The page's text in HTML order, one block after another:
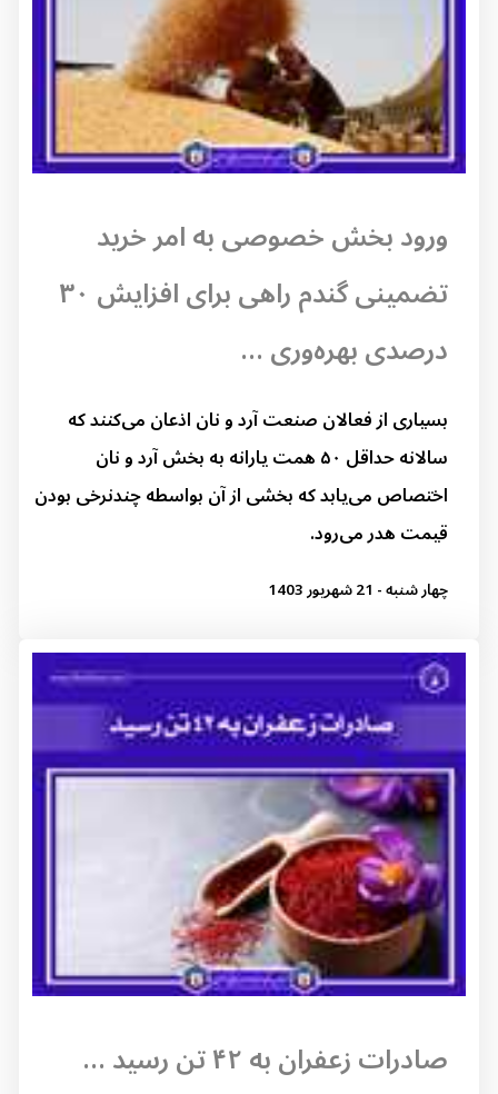
ورود بخش خصوصی به امر خرید
تضمینی گندم راهی برای افزایش ۳۰
درصدی بهره‌وری ...
بسیاری از فعالان صنعت آرد و نان اذعان می‌کنند که
سالانه حداقل ۵۰ همت یارانه به بخش آرد و نان
اختصاص می‌یابد که بخشی از آن بواسطه چندنرخی بودن
قیمت هدر می‌رود.
چهار شنبه - 21 شهریور 1403
صادرات زعفران به ۴۲ تن رسید ...